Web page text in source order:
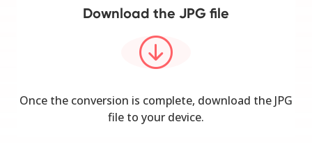
Download the JPG file
Once the conversion is complete, download the JPG
file to your device.